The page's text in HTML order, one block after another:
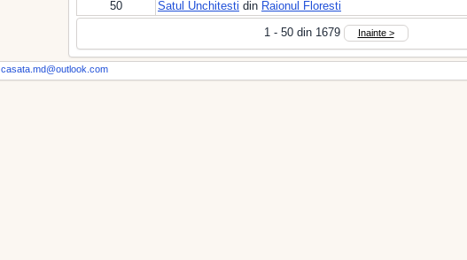
50
Satul Unchitesti din Raionul Floresti
1 - 50 din 1679
Inainte >
casata.md@outlook.com